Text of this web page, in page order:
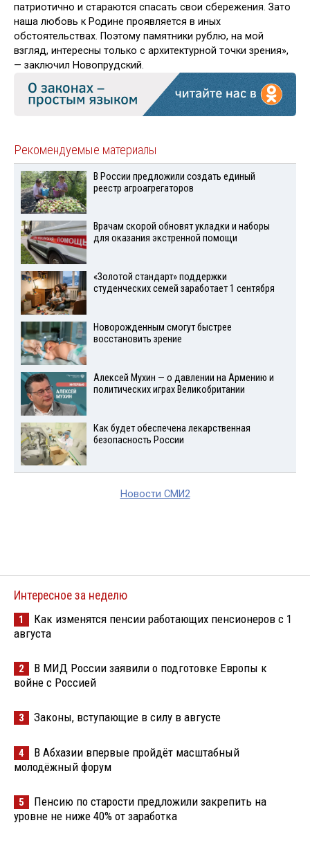
патриотично и стараются спасать свои сбережения. Зато
наша любовь к Родине проявляется в иных
обстоятельствах. Поэтому памятники рублю, на мой
взгляд, интересны только с архитектурной точки зрения»,
— заключил Новопрудский.
Рекомендуемые материалы
В России предложили создать единый
реестр агроагрегаторов
Врачам скорой обновят укладки и наборы
для оказания экстренной помощи
«Золотой стандарт» поддержки
студенческих семей заработает 1 сентября
Новорожденным смогут быстрее
восстановить зрение
Алексей Мухин — о давлении на Армению и
политических играх Великобритании
Как будет обеспечена лекарственная
безопасность России
Новости СМИ2
Интересное за неделю
1
Как изменятся пенсии работающих пенсионеров с 1
августа
2
В МИД России заявили о подготовке Европы к
войне с Россией
3 Законы, вступающие в силу в августе
4
В Абхазии впервые пройдёт масштабный
молодёжный форум
5
Пенсию по старости предложили закрепить на
уровне не ниже 40% от заработка